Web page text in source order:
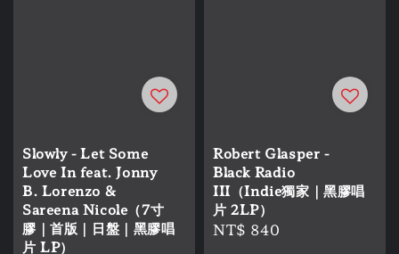
Slowly - Let Some
Love In feat. Jonny
B. Lorenzo &
Sareena Nicole（7寸
膠｜首版｜日盤｜黑膠唱
片 LP）
Robert Glasper -
Black Radio
III（Indie獨家｜黑膠唱
片 2LP）
Regular
NT$ 840